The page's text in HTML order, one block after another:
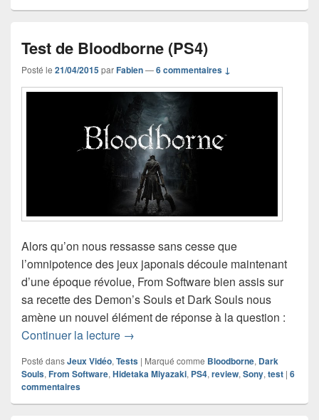
Test de Bloodborne (PS4)
Posté le 21/04/2015parFabien—6 commentaires ↓
Alors qu’on nous ressasse sans cesse que
l’omnipotence des jeux japonais découle maintenant
d’une époque révolue, From Software bien assis sur
sa recette des Demon’s Souls et Dark Souls nous
amène un nouvel élément de réponse à la question :
Continuer la lecture Test de Bloodborne (PS4)
→
Posté dansJeux Vidéo, Tests | Marqué comme Bloodborne, Dark
Souls, From Software, Hidetaka Miyazaki, PS4, review, Sony, test | 6
commentaires